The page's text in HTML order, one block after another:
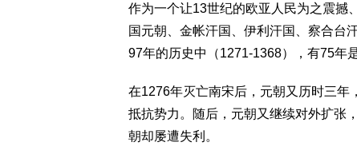
作为一个让13世纪的欧亚人民为之震撼
国元朝、金帐汗国、伊利汗国、察合台
97年的历史中（1271-1368），有75年
在1276年灭亡南宋后，元朝又历时三年
抵抗势力。随后，元朝又继续对外扩张
朝却屡遭失利。